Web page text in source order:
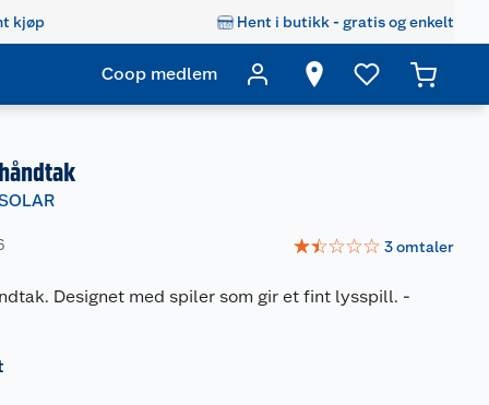
kjøp Hent i butikk - gratis og enkelt
Coop medlem
☆☆☆☆☆ 3omtaler
Designet med spiler som gir et fint lysspill. -